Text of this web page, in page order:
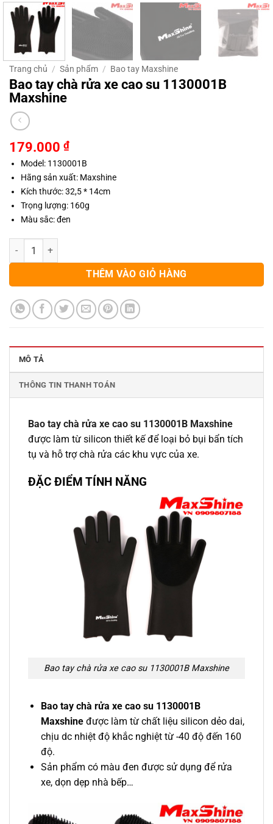
Trang chủ / Sản phẩm / Bao tay Maxshine
Bao tay chà rửa xe cao su 1130001B
Maxshine
179.000 ₫
Model: 1130001B
Hãng sản xuất: Maxshine
Kích thước: 32,5 * 14cm
Trọng lượng: 160g
Màu sắc: đen
Bao tay chà rửa xe cao su 1130001B Maxshine số lượng
THÊM VÀO GIỎ HÀNG
MÔ TẢ
THÔNG TIN THANH TOÁN
Bao tay chà rửa xe cao su 1130001B Maxshine
được làm từ silicon thiết kế để loại bỏ bụi bẩn tích
tụ và hỗ trợ chà rửa các khu vực của xe.
ĐẶC ĐIỂM TÍNH NĂNG
Bao tay chà rửa xe cao su 1130001B Maxshine
Bao tay chà rửa xe cao su 1130001B
Maxshineđược làm từ chất liệu silicon dẻo dai,
chịu dc nhiệt độ khắc nghiệt từ -40 độ đến 160
độ.
Sản phẩm có màu đen được sử dụng để rửa
xe, dọn dẹp nhà bếp…